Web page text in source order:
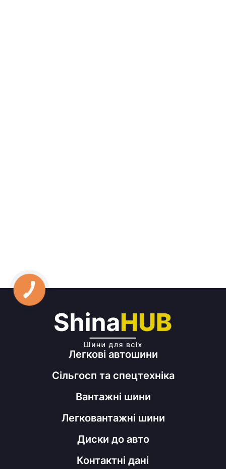
Легкові автошини
Сільгосп та спецтехніка
Вантажні шини
Легковантажні шини
Диски до авто
Контактні дані